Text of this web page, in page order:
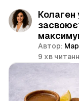
Колаген
Автор:
9 хв
Поділитися